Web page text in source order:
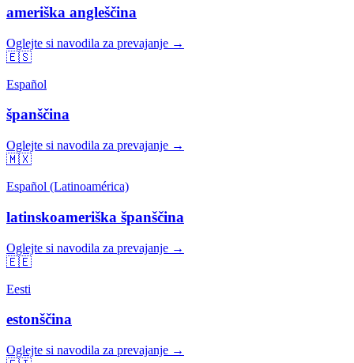
ameriška angleščina
Oglejte si navodila za prevajanje →
🇪🇸
Español
španščina
Oglejte si navodila za prevajanje →
🇲🇽
Español (Latinoamérica)
latinskoameriška španščina
Oglejte si navodila za prevajanje →
🇪🇪
Eesti
estonščina
Oglejte si navodila za prevajanje →